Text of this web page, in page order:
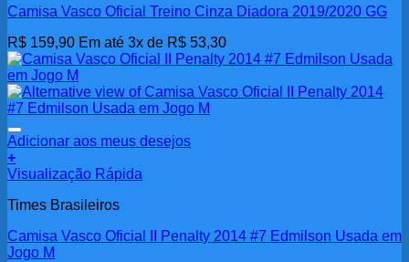
Camisa Vasco Oficial Treino Cinza Diadora 2019/2020 GG
R$ 159,90 Em até 3x de R$ 53,30
Adicionar aos meus desejos
+
Visualização Rápida
Times Brasileiros
Camisa Vasco Oficial II Penalty 2014 #7 Edmilson Usada em
Jogo M